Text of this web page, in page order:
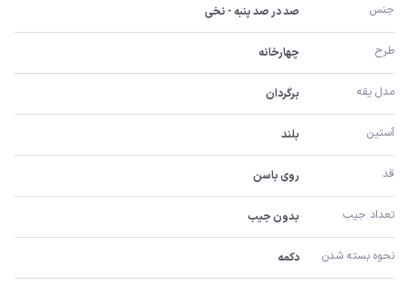
جنس صد در صد پنبه - نخی
طرح چهارخانه
مدل یقه برگردان
آستین بلند
قد روی باسن
تعداد جیب بدون جیب
نحوه بسته شدن دکمه